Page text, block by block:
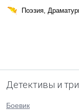
Поэзия,
Детективы и
Боевик